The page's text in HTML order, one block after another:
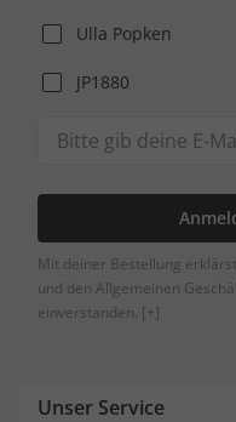
Ulla Popken
JP1880
Mit deiner Bestellung
und den Allgemeinen
einverstanden. [+]
Unser Service